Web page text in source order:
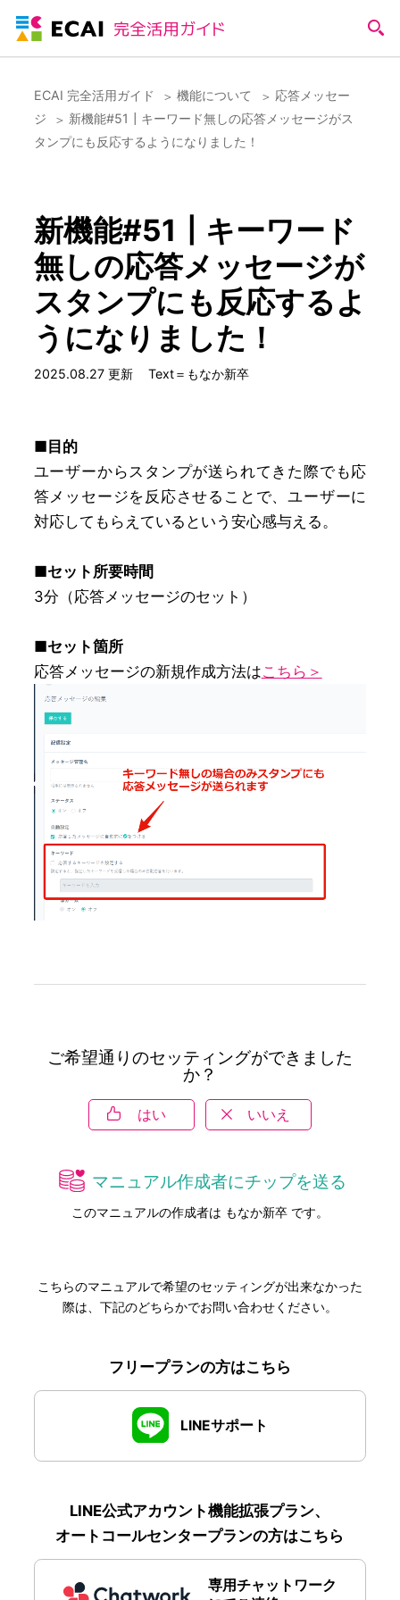
ECAI 完全活用ガイド 機能について
応答メッセー
ジ
新機能#51┃キーワード無しの応答メッセージがス
タンプにも反応するようになりました！
新機能#51┃キーワード
無しの応答メッセージが
スタンプにも反応するよ
うになりました！
2025.08.27 更新 Text＝もなか新卒
■目的
ユーザーからスタンプが送られてきた際でも応
答メッセージを反応させることで、ユーザーに
対応してもらえているという安心感与える。
■セット所要時間
3分（応答メッセージのセット）
■セット箇所
応答メッセージの新規作成方法はこちら＞
ご希望通りのセッティングができました
か？
はい いいえ
マニュアル作成者にチップを送る
このマニュアルの作成者は もなか新卒 です。
こちらのマニュアルで希望のセッティングが出来なかった
際は、下記のどちらかでお問い合わせください。
フリープランの方はこちら
LINEサポート
LINE公式アカウント機能拡張プラン、
オートコールセンタープランの方はこちら
専用チャットワーク